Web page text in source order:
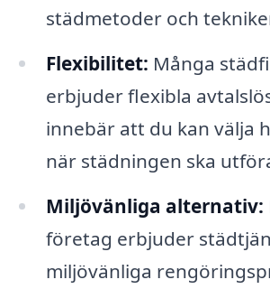
städmetoder och
Flexibilitet: Många
erbjuder flexibla
innebär att du kan välja
när städningen ska
Miljövänliga alternativ:
företag erbjuder
miljövänliga